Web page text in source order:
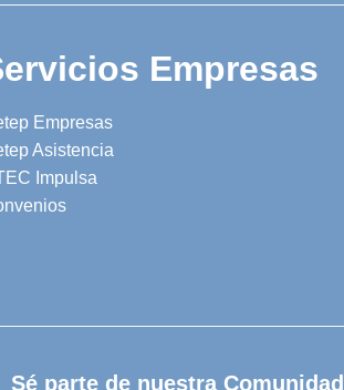
Empresas
Empresas
Asistencia
Impulsa
Sé parte de nuestra Comunidad